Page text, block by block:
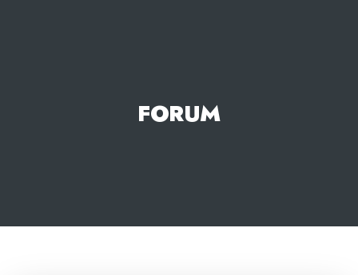
FORUM